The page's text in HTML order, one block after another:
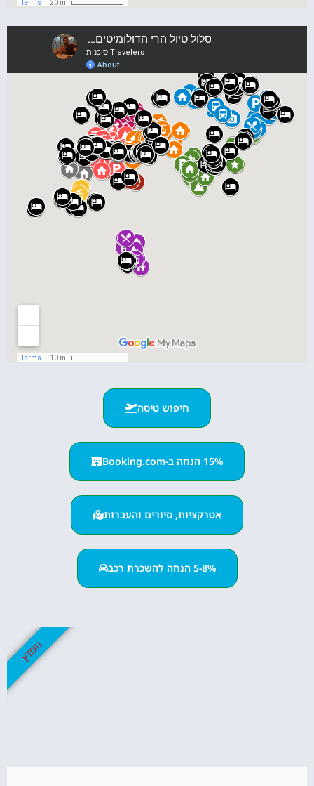
חיפוש טיסה
15% הנחה ב-Booking.com
אטרקציות, סיורים והעברות
5-8% הנחה להשכרת רכב
מומלץ